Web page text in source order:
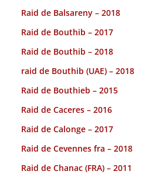
Raid de Balsareny – 2018
Raid de Bouthib – 2017
Raid de Bouthib – 2018
raid de Bouthib (UAE) – 2018
Raid de Bouthieb – 2015
Raid de Caceres – 2016
Raid de Calonge – 2017
Raid de Cevennes fra – 2018
Raid de Chanac (FRA) – 2011